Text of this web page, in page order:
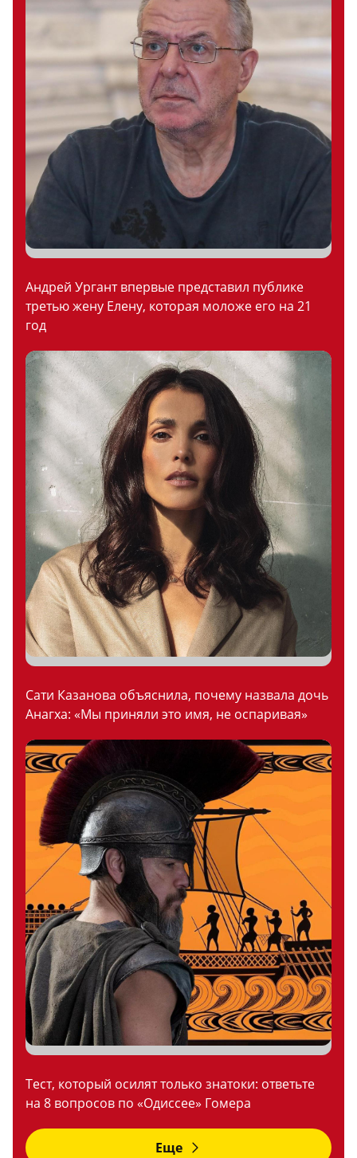
Андрей Ургант впервые представил публике
третью жену Елену, которая моложе его на 21
год
Сати Казанова объяснила, почему назвала дочь
Анагха: «Мы приняли это имя, не оспаривая»
Тест, который осилят только знатоки: ответьте
на 8 вопросов по «Одиссее» Гомера
Еще